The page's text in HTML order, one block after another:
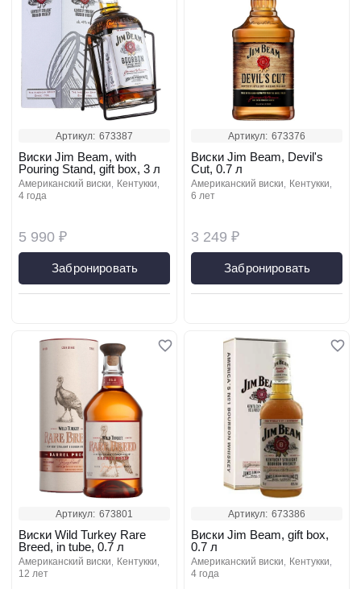
Артикул: 673387
5 990 ₽
Виски Jim Beam, with
Pouring Stand, gift box, 3 л
американский виски
кентукки
4 года
Забронировать
Артикул: 673376
3 249 ₽
Виски Jim Beam, Devil's
Cut, 0.7 л
американский виски
кентукки
6 лет
Забронировать
Артикул: 673801
Виски Wild Turkey Rare
Breed, in tube, 0.7 л
американский виски
кентукки
12 лет
Артикул: 673386
Виски Jim Beam, gift box,
0.7 л
американский виски
кентукки
4 года